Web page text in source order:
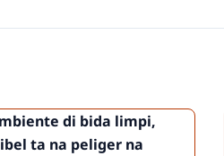
konta pa tur hende.
independiente. Nos
Sint-Eustatius
riba legislashon i
si nan a
di bida limpi,
ta na peliger na